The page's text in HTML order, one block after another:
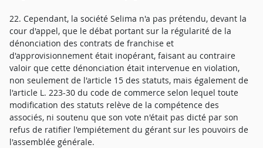
22. Cependant, la société Selima n'a pas prétendu, devant la
cour d'appel, que le débat portant sur la régularité de la
dénonciation des contrats de franchise et
d'approvisionnement était inopérant, faisant au contraire
valoir que cette dénonciation était intervenue en violation,
non seulement de l'article 15 des statuts, mais également de
l'article L. 223-30 du code de commerce selon lequel toute
modification des statuts relève de la compétence des
associés, ni soutenu que son vote n'était pas dicté par son
refus de ratifier l'empiétement du gérant sur les pouvoirs de
l'assemblée générale.